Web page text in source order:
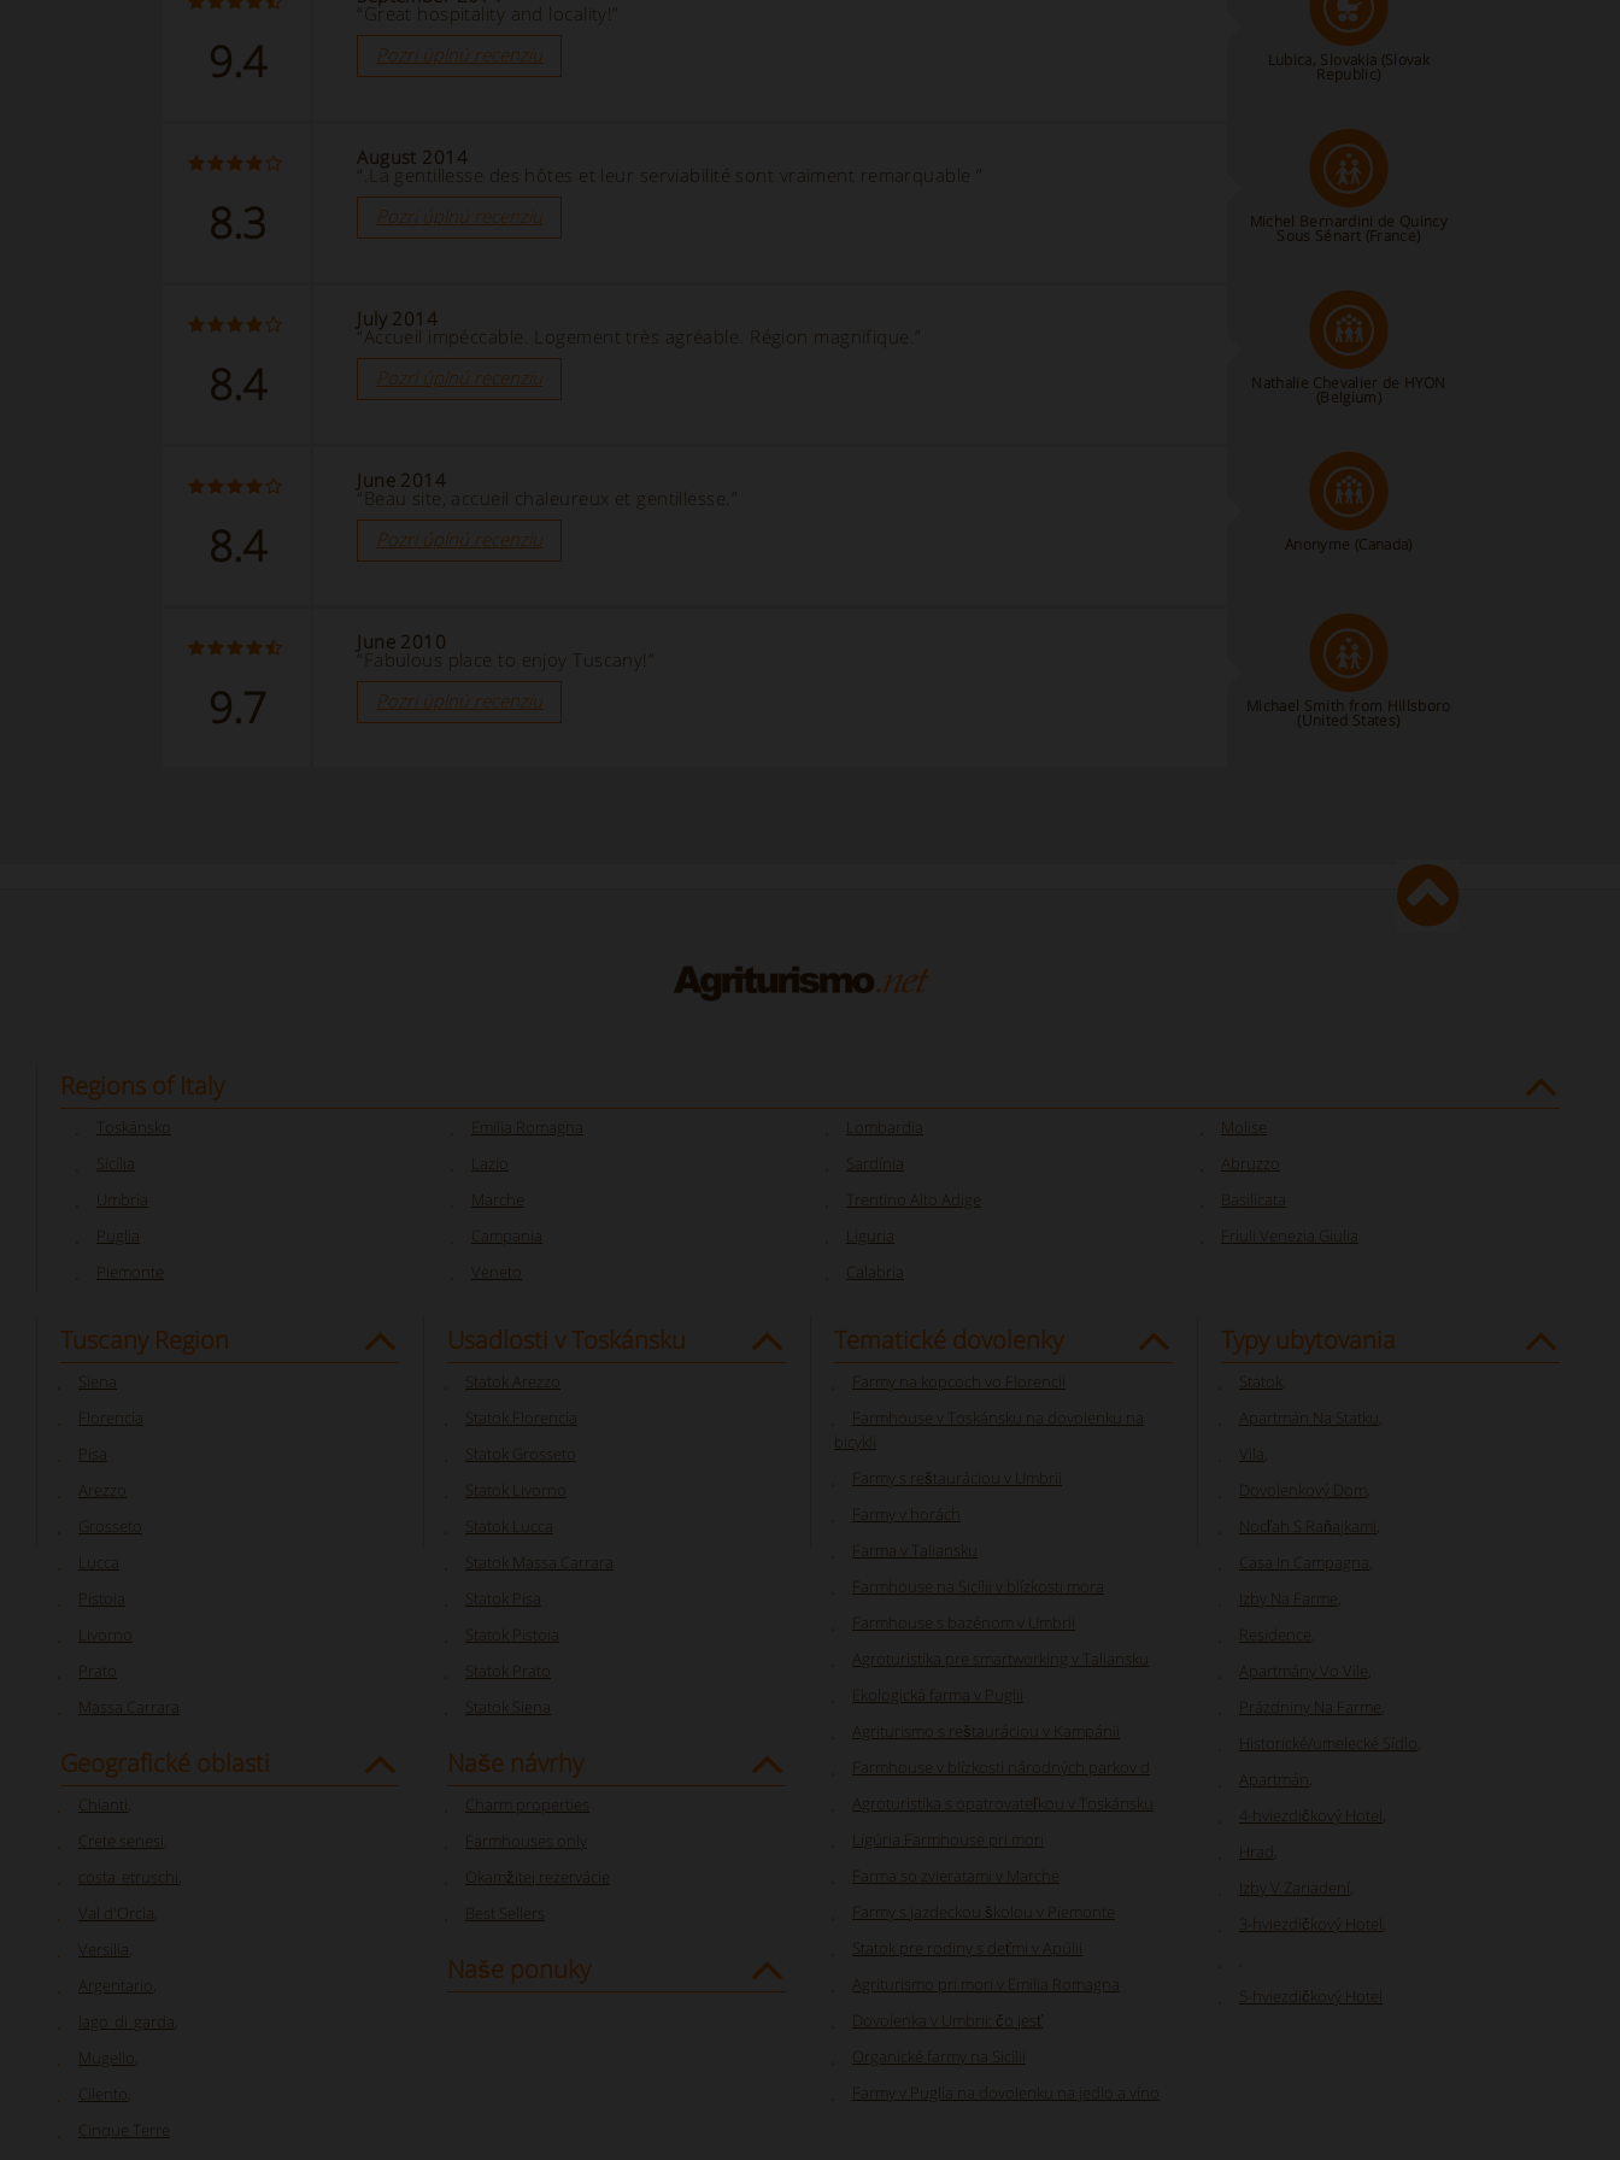
Lubica, Slovakia (Slovak
Republic)
“Great hospitality and locality!”
Pozri úplnú recenziu
9.4
Michel Bernardini de Quincy
Sous Sénart (France)
August 2014
“.La gentillesse des hôtes et leur serviabilité sont vraiment remarquable ”
Pozri úplnú recenziu
8.3
Nathalie Chevalier de HYON
(Belgium)
July 2014
“Accueil impéccable. Logement très agréable. Région magnifique.”
Pozri úplnú recenziu
8.4
Anonyme (Canada)
June 2014
“Beau site, accueil chaleureux et gentillesse.”
Pozri úplnú recenziu
8.4
Michael Smith from Hillsboro
(United States)
June 2010
“Fabulous place to enjoy Tuscany!”
Pozri úplnú recenziu
9.7
Regions of Italy
Toskánsko
Sicília
Umbria
Puglia
Piemonte
Emilia Romagna
Lazio
Marche
Campania
Veneto
Lombardia
Sardínia
Trentino Alto Adige
Liguria
Calabria
Molise
Abruzzo
Basilicata
Friuli Venezia Giulia
Tuscany Region
Siena
Florencia
Pisa
Arezzo
Grosseto
Lucca
Pistoia
Livorno
Prato
Massa Carrara
Geografické oblasti
Chianti
Crete senesi
costa_etruschi
Val d'Orcia
Versilia
Argentario
lago_di_garda
Mugello
Cilento
Cinque Terre
Usadlosti v Toskánsku
Statok Arezzo
Statok Florencia
Statok Grosseto
Statok Livorno
Statok Lucca
Statok Massa Carrara
Statok Pisa
Statok Pistoia
Statok Prato
Statok Siena
Naše návrhy
Charm properties
Farmhouses only
Okamžitej rezervácie
Best Sellers
Naše ponuky
Tematické dovolenky
Farmy na kopcoch vo Florencii
Farmhouse v Toskánsku na dovolenku na
bicykli
Farmy s reštauráciou v Umbrii
Farmy v horách
Farma v Taliansku
Farmhouse na Sicílii v blízkosti mora
Farmhouse s bazénom v Umbrii
Agroturistika pre smartworking v Taliansku
Ekologická farma v Puglii
Agriturismo s reštauráciou v Kampánii
Farmhouse v blízkosti národných parkov d
Agroturistika s opatrovateľkou v Toskánsku
Ligúria Farmhouse pri mori
Farma so zvieratami v Marche
Farmy s jazdeckou školou v Piemonte
Statok pre rodiny s deťmi v Apúlii
Agriturismo pri mori v Emilia Romagna
Dovolenka v Umbrii: čo jesť
Organické farmy na Sicílii
Farmy v Puglia na dovolenku na jedlo a víno
Typy ubytovania
Statok
Apartmán Na Statku
Vila
Dovolenkový Dom
Nocľah S Raňajkami
Casa In Campagna
Izby Na Farme
Residence
Apartmány Vo Vile
Prázdniny Na Farme
Historické/umelecké Sídlo
Apartmán
4-hviezdičkový Hotel
Hrad
Izby V Zariadení
3-hviezdičkový Hotel
5-hviezdičkový Hotel